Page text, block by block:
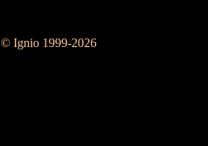
© Ignio 1999-2026